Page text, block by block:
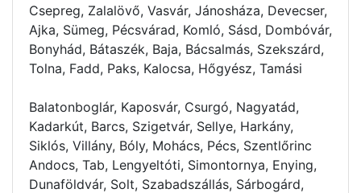
Csepreg, Zalalövő, Vasvár, Jánosháza, Devecser,
Ajka, Sümeg, Pécsvárad, Komló, Sásd, Dombóvár,
Bonyhád, Bátaszék, Baja, Bácsalmás, Szekszárd,
Tolna, Fadd, Paks, Kalocsa, Hőgyész, Tamási
Balatonboglár, Kaposvár, Csurgó, Nagyatád,
Kadarkút, Barcs, Szigetvár, Sellye, Harkány,
Siklós, Villány, Bóly, Mohács, Pécs, Szentlőrinc
Andocs, Tab, Lengyeltóti, Simontornya, Enying,
Dunaföldvár, Solt, Szabadszállás, Sárbogárd,